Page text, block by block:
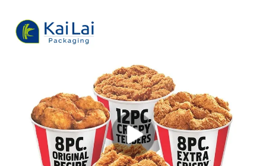
Packaging は、過去の製品、およびそれらを継続的に改善しま
す。生分解性の容器の食品使い捨てフライド チキン バケツ紙の仕